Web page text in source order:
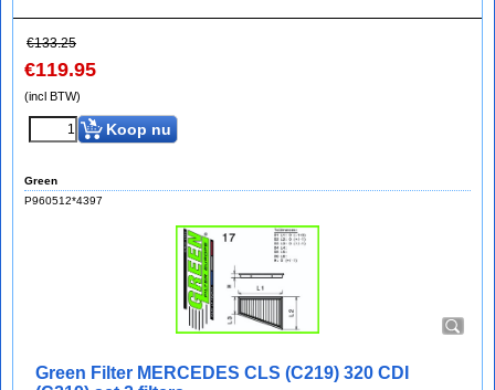
€133.25
€119.95
(incl BTW)
Koop nu
Green
P960512*4397
Green Filter MERCEDES CLS (C219) 320 CDI